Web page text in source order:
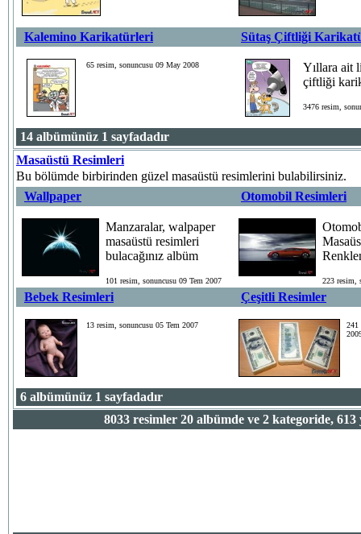
Kalemino Karikatürleri
65 resim, sonuncusu 09 May 2008
Sütaş Çiftliği
Yıllara ait
çiftliği
3476 resim,
14 albümünüz 1 sayfadadır
Masaüstü Resimleri
Bu bölümde birbirinden güzel masaüstü resimlerini bulabilirsiniz.
Wallpaper
Manzaralar, walpaper
masaüstü resimleri
bulacağınız albüm
101 resim, sonuncusu 09 Tem 2007
Otomobil Resimleri
223 resim,
Bebek Resimleri
13 resim, sonuncusu 05 Tem 2007
Çeşitli Resimler
241
6 albümünüz 1 sayfadadır
8033resimler 20albümde ve 2kategoride, 613